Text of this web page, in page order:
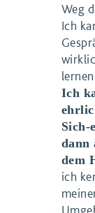
Weg
Ich
Ich
Sich-
dann
dem
ich